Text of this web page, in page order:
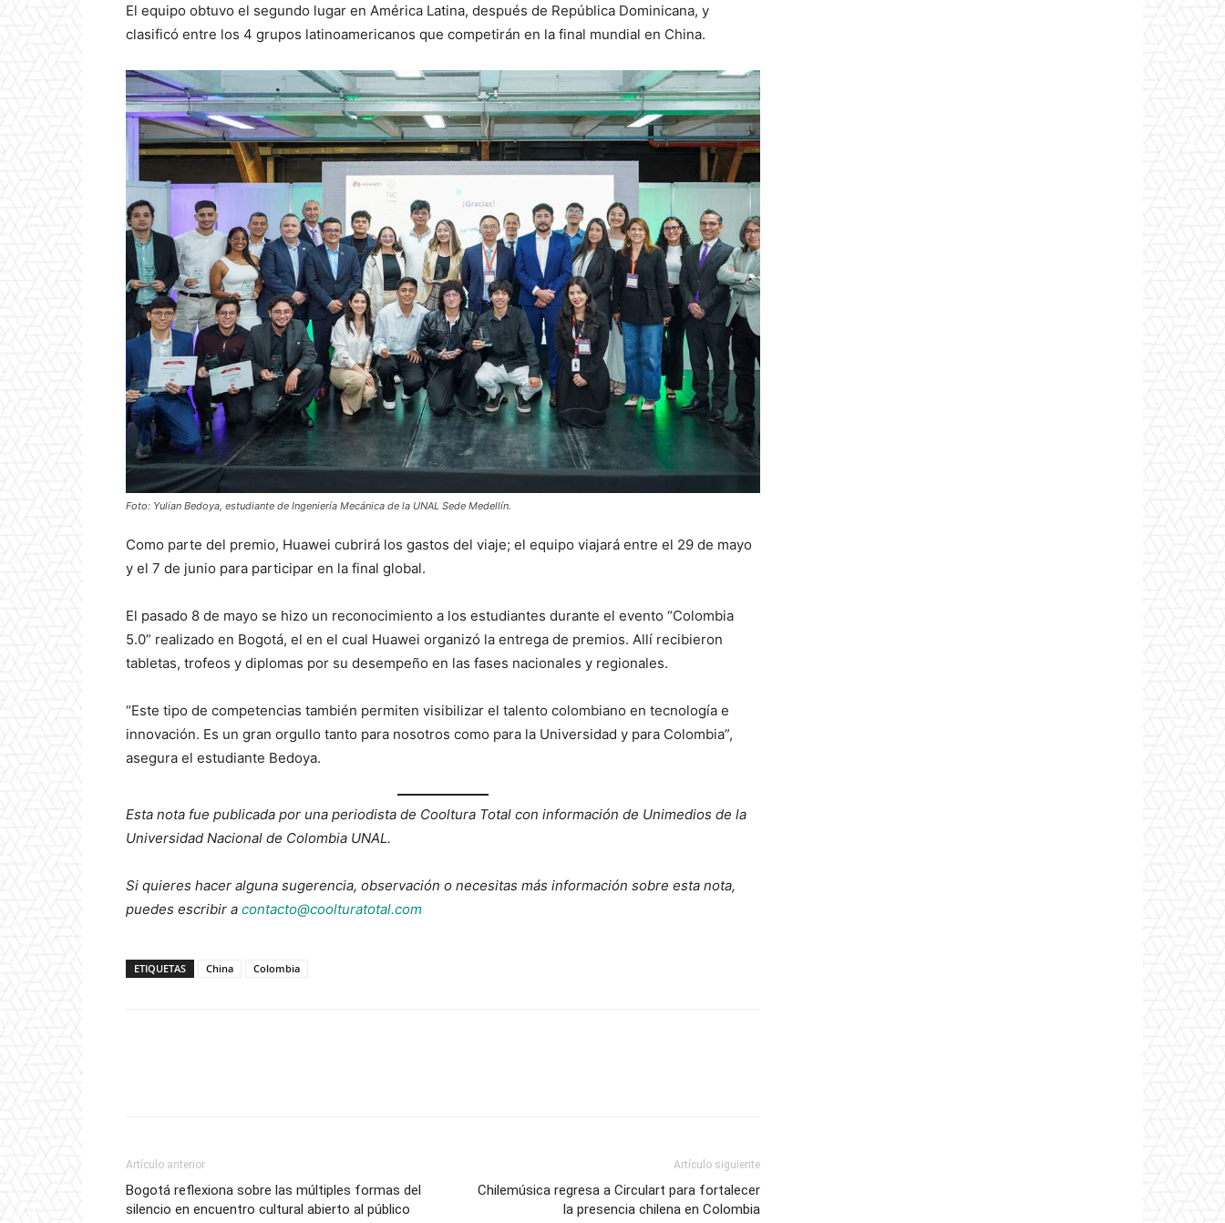
El equipo obtuvo el segundo lugar en América Latina, después de República Dominicana, y
clasificó entre los 4 grupos latinoamericanos que competirán en la final mundial en China.
Foto: Yulian Bedoya, estudiante de Ingeniería Mecánica de la UNAL Sede Medellín.
Como parte del premio, Huawei cubrirá los gastos del viaje; el equipo viajará entre el 29 de mayo
y el 7 de junio para participar en la final global.
El pasado 8 de mayo se hizo un reconocimiento a los estudiantes durante el evento “Colombia
5.0” realizado en Bogotá, el en el cual Huawei organizó la entrega de premios. Allí recibieron
tabletas, trofeos y diplomas por su desempeño en las fases nacionales y regionales.
“Este tipo de competencias también permiten visibilizar el talento colombiano en tecnología e
innovación. Es un gran orgullo tanto para nosotros como para la Universidad y para Colombia”,
asegura el estudiante Bedoya.
Esta nota fue publicada por una periodista de Cooltura Total con información de Unimedios de la
Universidad Nacional de Colombia UNAL.
Si quieres hacer alguna sugerencia, observación o necesitas más información sobre esta nota,
puedes escribir a contacto@coolturatotal.com
ETIQUETAS China Colombia
Artículo anterior
Bogotá reflexiona sobre las múltiples formas del
silencio en encuentro cultural abierto al público
Artículo siguiente
Chilemúsica regresa a Circulart para fortalecer
la presencia chilena en Colombia